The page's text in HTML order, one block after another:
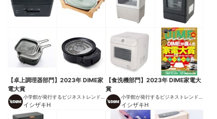
【卓上調理器部門】2023年 DIME家
電大賞
小学館が発行するビジネストレンドマ
ガジン
イシザキH
【食洗機部門】2023年 DIME家電大
賞
小学館が発行するビジネストレンドマ
ガジン
イシザキH